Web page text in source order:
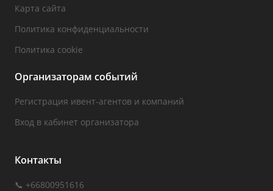
Карта сайта
Политика конфиденциальности
Политика cookie
Организаторам событий
Регистрация ивент-агентов и компаний
Вход в кабинет организатора
Контакты
📞 +66800951616